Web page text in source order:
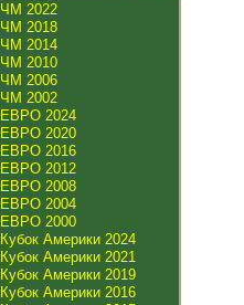
ЧМ 2022
ЧМ 2018
ЧМ 2014
ЧМ 2010
ЧМ 2006
ЧМ 2002
ЕВРО 2024
ЕВРО 2020
ЕВРО 2016
ЕВРО 2012
ЕВРО 2008
ЕВРО 2004
ЕВРО 2000
Кубок Америки 2024
Кубок Америки 2021
Кубок Америки 2019
Кубок Америки 2016